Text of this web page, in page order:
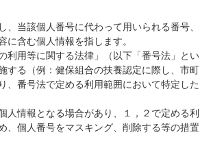
当該個人番号に代わって用いられる番号、
含む個人情報を指します。
利用等に関する法律」（以下「番号法」とい
る（例：健保組合の扶養認定に際し、市町
、番号法で定める利用範囲において特定した
情報となる場合があり、１，２で定める利
、個人番号をマスキング、削除する等の措置